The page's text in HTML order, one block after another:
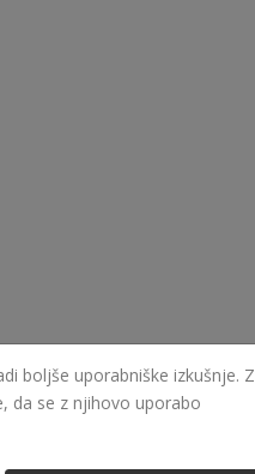
boljše uporabniške izkušnje. Z
da se z njihovo uporabo